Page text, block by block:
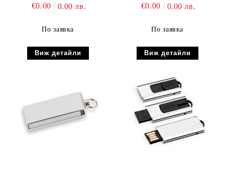
€0.00 0.00 лв.
По заявка
Виж детайли
€0.00 0.00 лв.
По заявка
Виж детайли